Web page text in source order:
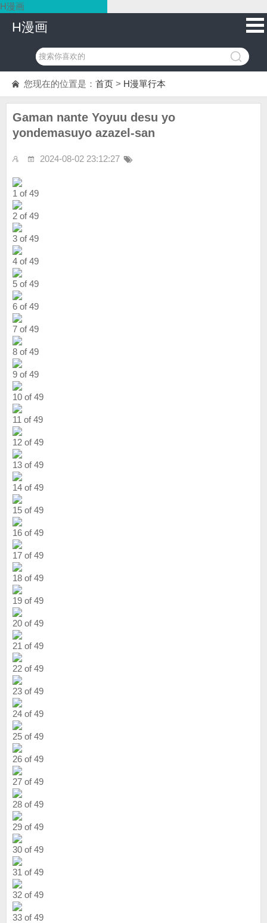
H漫画
H漫画
您现在的位置是： 首页 > H漫單行本
Gaman nante Yoyuu desu yo
yondemasuyo azazel-san
2024-08-02 23:12:27
1 of 49
2 of 49
3 of 49
4 of 49
5 of 49
6 of 49
7 of 49
8 of 49
9 of 49
10 of 49
11 of 49
12 of 49
13 of 49
14 of 49
15 of 49
16 of 49
17 of 49
18 of 49
19 of 49
20 of 49
21 of 49
22 of 49
23 of 49
24 of 49
25 of 49
26 of 49
27 of 49
28 of 49
29 of 49
30 of 49
31 of 49
32 of 49
33 of 49